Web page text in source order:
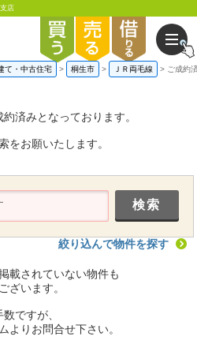
店
て・中古住宅 桐生市 ＪＲ両毛線 ご成約
済みとなっております。
をお願いたします。
絞り込んで物件を探す
載されていない物件も
ざいます。
数ですが、
よりお問合せ下さい。